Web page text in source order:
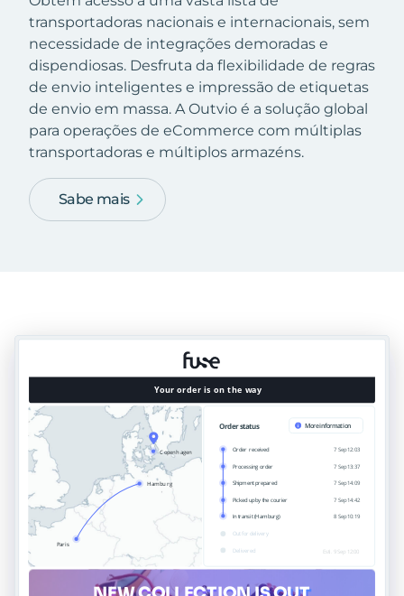
transportadoras nacionais e internacionais, sem
necessidade de integrações demoradas e
dispendiosas. Desfruta da flexibilidade de regras
de envio inteligentes e impressão de etiquetas
de envio em massa. A Outvio é a solução global
para operações de eCommerce com múltiplas
transportadoras e múltiplos armazéns.
Sabe mais